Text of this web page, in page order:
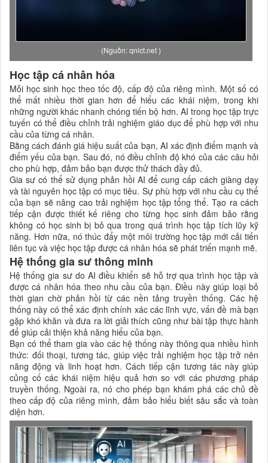
(Nguồn: qnict.net )
Học tập cá nhân hóa
Mỗi học sinh học theo tốc độ, cấp độ của riêng mình. Một số có
thể mất nhiều thời gian hơn để hiểu các khái niệm, trong khi
những người khác nhanh chóng tiến bộ hơn. AI trong học tập trực
tuyến có thể điều chỉnh trải nghiệm giáo dục để phù hợp với nhu
cầu của từng cá nhân.
Bằng cách đánh giá hiệu suất của bạn, AI xác định điểm mạnh và
điểm yếu của bạn. Sau đó, nó điều chỉnh độ khó của các câu hỏi
cho phù hợp, đảm bảo bạn được thử thách đầy đủ.
Gia sư có thể sử dụng phản hồi AI để cung cấp cách giàng dạy
và tài nguyên học tập có mục tiêu. Sự phù hợp với nhu cầu cụ thể
của bạn sẽ nâng cao trải nghiệm học tập tổng thể. Tạo ra cách
tiếp cận được thiết kế riêng cho từng học sinh đảm bảo rằng
không có học sinh bị bỏ qua trong quá trình học tập tích lũy kỹ
năng. Hơn nữa, nó thúc đẩy một môi trường học tập mới cải tiến
liên tục và việc học tập được cá nhân hóa sẽ phát triển mạnh mẽ.
Hệ thống gia sư thông minh
Hệ thống gia sư do AI điều khiển sẽ hỗ trợ qua trình học tập và
được cá nhân hóa theo nhu cầu của bạn. Điều này giúp loại bỏ
thời gian chờ phản hồi từ các nền tảng truyền thống. Các hệ
thống này có thể xác định chính xác các lĩnh vực, vấn đề mà bạn
gặp khó khăn và đưa ra lời giải thích cũng như bài tập thực hành
để giúp cải thiện khả năng hiểu của bạn.
Bạn có thể tham gia vào các hệ thống này thông qua nhiều hình
thức: đối thoại, tương tác, giúp việc trải nghiệm học tập trở nên
năng động và linh hoạt hơn. Cách tiếp cận tương tác này giúp
củng cố các khái niệm hiệu quả hơn so với các phương pháp
truyền thống. Ngoài ra, nó cho phép bạn khám phá các chủ đề
theo cấp độ của riêng mình, đảm bảo hiểu biết sâu sắc và toàn
diện hơn.